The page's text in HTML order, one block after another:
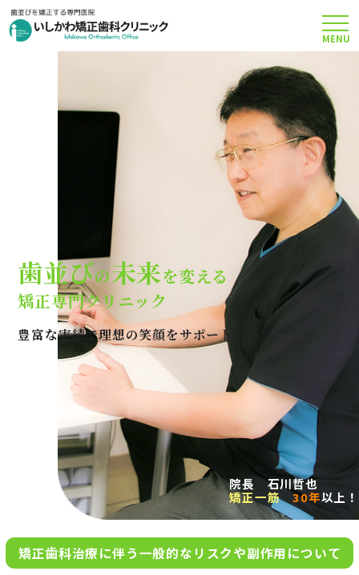
矯正治療について
当院のこだわり
費用について
クリニック案内
Q＆A
アクセス
お問い合わせ
完全
0120-695-578
MENU
歯並びの未来を変える
矯正専門クリニック
豊富な実績で理想の笑顔をサポートします
院長 石川哲也
矯正一筋
30年以上！
矯正歯科治療に伴う一般的なリスクや副作用について